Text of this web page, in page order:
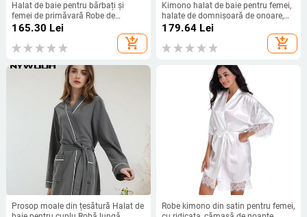
Halat de baie pentru bărbați și
femei de primăvară Robe de
mătase trei sferturi Îmbrăcăminte
pentru acasă Robe kimono cu
imprimeu din satin Îmbrăcăminte
165.30 Lei
add_shopping_cart
Kimono halat de baie pentru femei,
halate de domnișoară de onoare,
toamnă, solid, rochie de noapte din
bumbac, halat de pijama, halat
pentru femei, pentru acasă, mai
179.64 Lei
add_shopping_cart
Prosop moale din țesătură Halat de
Robe kimono din satin pentru femei,